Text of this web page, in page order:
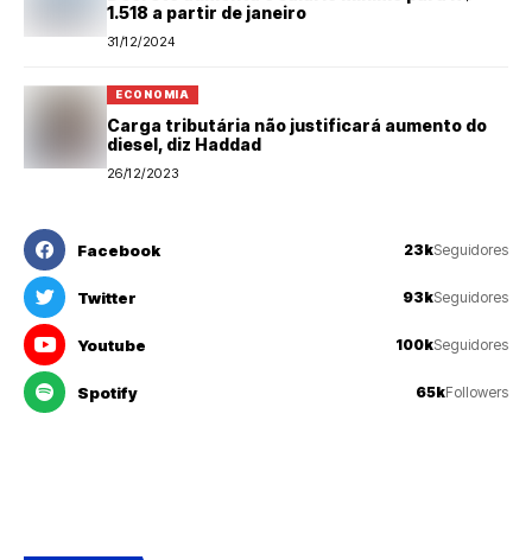
1.518 a partir de janeiro
31/12/2024
ECONOMIA
Carga tributária não justificará aumento do
diesel, diz Haddad
26/12/2023
Facebook 23kSeguidores
Twitter 93kSeguidores
Youtube 100kSeguidores
Spotify 65kFollowers